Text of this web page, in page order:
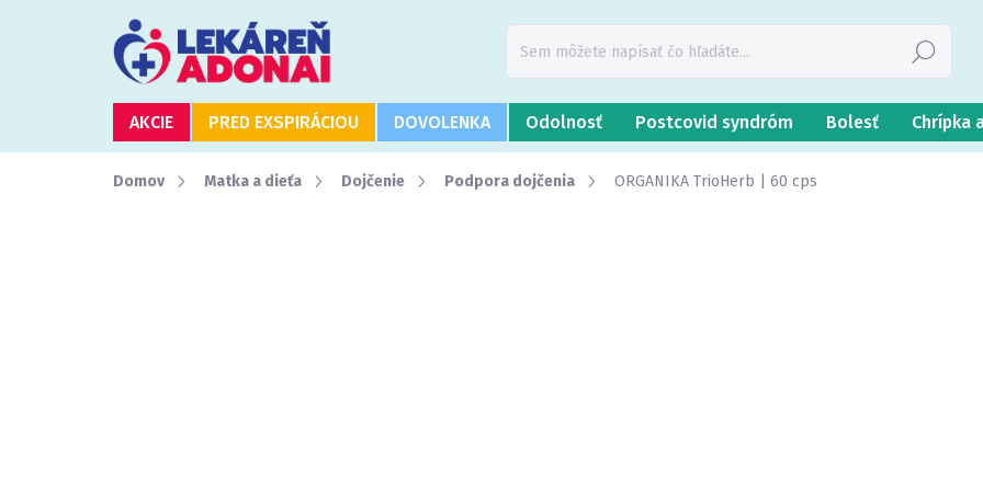
Hľadať
AKCIE PRED EXSPIRÁCIOU DOVOLENKA Odolnosť Postcovid syndróm Bolesť Chrípka
Domov Matka a dieťa Dojčenie Podpora dojčenia ORGANIKA TrioHerb | 60 cps